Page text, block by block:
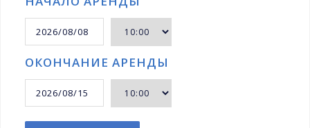
ОКОНЧАНИЕ АРЕНДЫ